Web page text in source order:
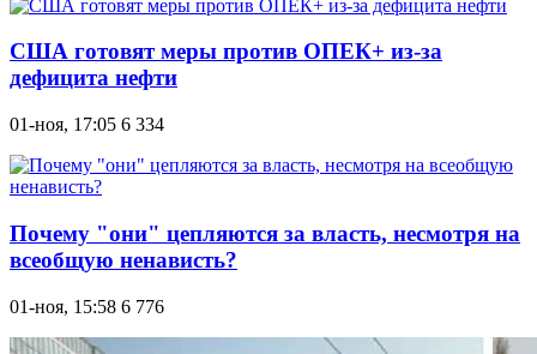
США готовят меры против ОПЕК+ из-за
дефицита нефти
01-ноя, 17:05 6 334
Почему "они" цепляются за власть, несмотря на
всеобщую ненависть?
01-ноя, 15:58 6 776